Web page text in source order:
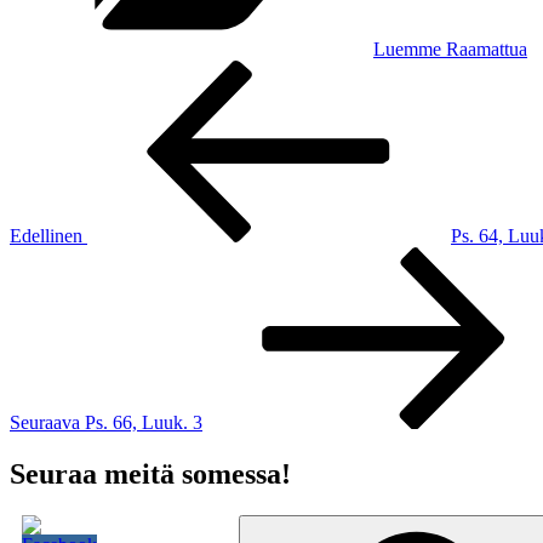
Luemme Raamattua
Edellinen
Ps. 64,
Seuraava Ps. 66, Luuk. 3
Seuraa meitä somessa!
Etsi: